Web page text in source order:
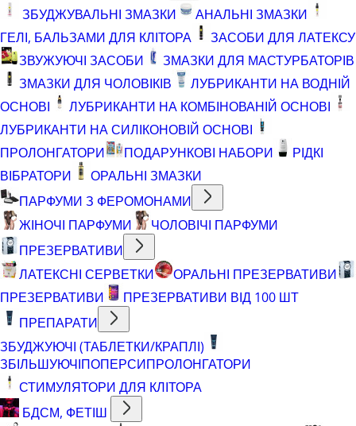
ЗБУДЖУВАЛЬНІ ЗМАЗКИ
АНАЛЬНІ ЗМАЗКИ
ГЕЛІ, БАЛЬЗАМИ ДЛЯ КЛІТОРА
ЗАСОБИ ДЛЯ ЛАТЕКСУ
ЗВУЖУЮЧІ ЗАСОБИ
ЗМАЗКИ ДЛЯ МАСТУРБАТОРІВ
ЗМАЗКИ ДЛЯ ЧОЛОВІКІВ
ЛУБРИКАНТИ НА ВОДНІЙ
ОСНОВІ
ЛУБРИКАНТИ НА КОМБІНОВАНІЙ ОСНОВІ
ЛУБРИКАНТИ НА СИЛІКОНОВІЙ ОСНОВІ
ПРОЛОНГАТОРИ
ПОДАРУНКОВІ НАБОРИ
РІДКІ
ВІБРАТОРИ
ОРАЛЬНІ ЗМАЗКИ
ПАРФУМИ З ФЕРОМОНАМИ
ЖІНОЧІ ПАРФУМИ
ЧОЛОВІЧІ ПАРФУМИ
ПРЕЗЕРВАТИВИ
ЛАТЕКСНІ СЕРВЕТКИ
ОРАЛЬНІ ПРЕЗЕРВАТИВИ
ПРЕЗЕРВАТИВИ
ПРЕЗЕРВАТИВИ ВІД 100 ШТ
ПРЕПАРАТИ
ЗБУДЖУЮЧІ (ТАБЛЕТКИ/КРАПЛІ)
ЗБІЛЬШУЮЧІПОПЕРСИПРОЛОНГАТОРИ
СТИМУЛЯТОРИ ДЛЯ КЛІТОРА
БДСМ, ФЕТІШ